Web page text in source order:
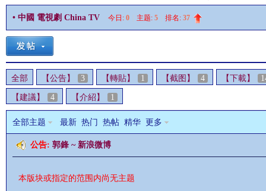
» ›
• 中國 電視劇 China TV 今日: 0 主题: 5 排名: 37
全部 【公告】 3 【轉貼】 1 【截图】 4 【下載】
【建議】 4 【介紹】 1
全部主题 最新 热门 热帖 精华 更多
公告: 郭鋒 ~ 新浪微博
本版块或指定的范围内尚无主题